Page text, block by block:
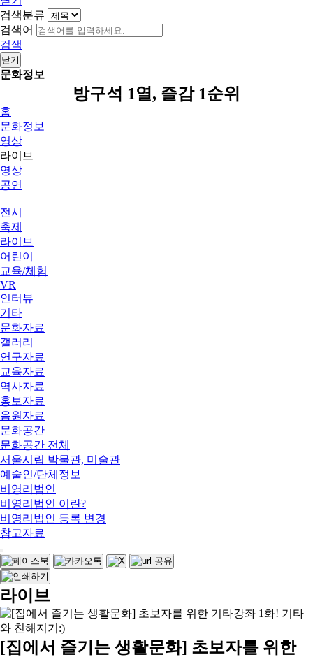
검색분류
검색어
검색
닫기
문화정보
방구석 1열, 즐감 1순위
홈
문화정보
영상
라이브
영상
공연
전시
축제
라이브
어린이
교육/체험
VR
인터뷰
기타
문화자료
갤러리
연구자료
교육자료
역사자료
홍보자료
음원자료
문화공간
문화공간 전체
서울시립 박물관, 미술관
예술인/단체정보
비영리법인
비영리법인 이란?
비영리법인 등록 변경
참고자료
라이브
[집에서 즐기는 생활문화] 초보자를 위한